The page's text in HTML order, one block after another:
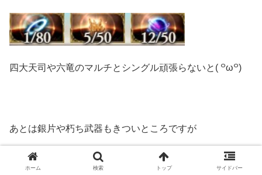
四大天司や六竜のマルチとシングル頑張らないと( ꒪ω꒪)
あとは銀片や朽ち武器もきついところですが
ホーム 検索 トップ サイドバー